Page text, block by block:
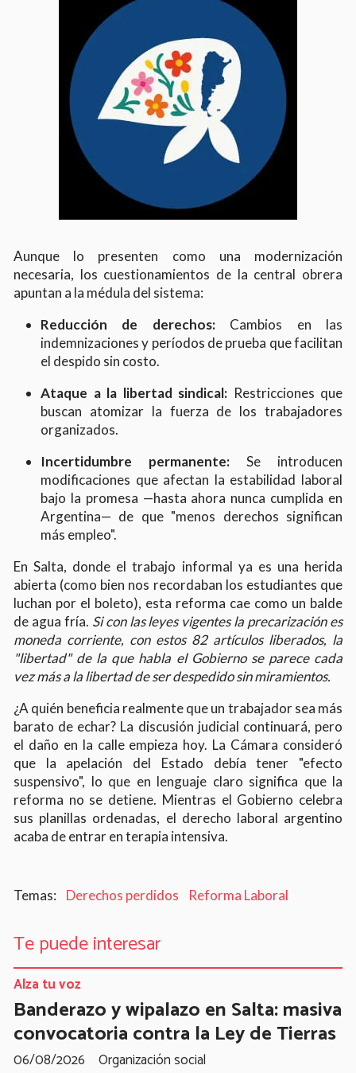
Aunque lo presenten como una modernización
necesaria, los cuestionamientos de la central obrera
apuntan a la médula del sistema:
Reducción de derechos:Cambios en las
indemnizaciones y períodos de prueba que facilitan
el despido sin costo.
Ataque a la libertad sindical: Restricciones que
buscan atomizar la fuerza de los trabajadores
organizados.
Incertidumbre permanente: Se introducen
modificaciones que afectan la estabilidad laboral
bajo la promesa —hasta ahora nunca cumplida en
Argentina— de que "menos derechos significan
más empleo".
En Salta, donde el trabajo informal ya es una herida
abierta (como bien nos recordaban los estudiantes que
luchan por el boleto), esta reforma cae como un balde
de agua fría. Si con las leyes vigentes la precarización es
moneda corriente, con estos 82 artículos liberados, la
"libertad" de la que habla el Gobierno se parece cada
vez más a la libertad de ser despedido sin miramientos.
¿A quién beneficia realmente que un trabajador sea más
barato de echar? La discusión judicial continuará, pero
el daño en la calle empieza hoy. La Cámara consideró
que la apelación del Estado debía tener "efecto
suspensivo", lo que en lenguaje claro significa que la
reforma no se detiene. Mientras el Gobierno celebra
sus planillas ordenadas, el derecho laboral argentino
acaba de entrar en terapia intensiva.
Derechos perdidos Reforma Laboral
Te puede interesar
Banderazo y wipalazo en Salta: masiva
convocatoria contra la Ley de Tierras
Organización social
Alza tu voz
06/08/2026